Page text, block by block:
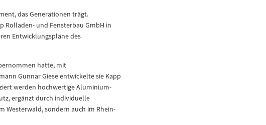
das Generationen trägt.
Rolladen- und Fensterbau GmbH in
Entwicklungspläne des
hatte, mit
Gunnar Giese entwickelte sie Kapp
werden hochwertige Aluminium-
ergänzt durch individuelle
Westerwald, sondern auch im Rhein-